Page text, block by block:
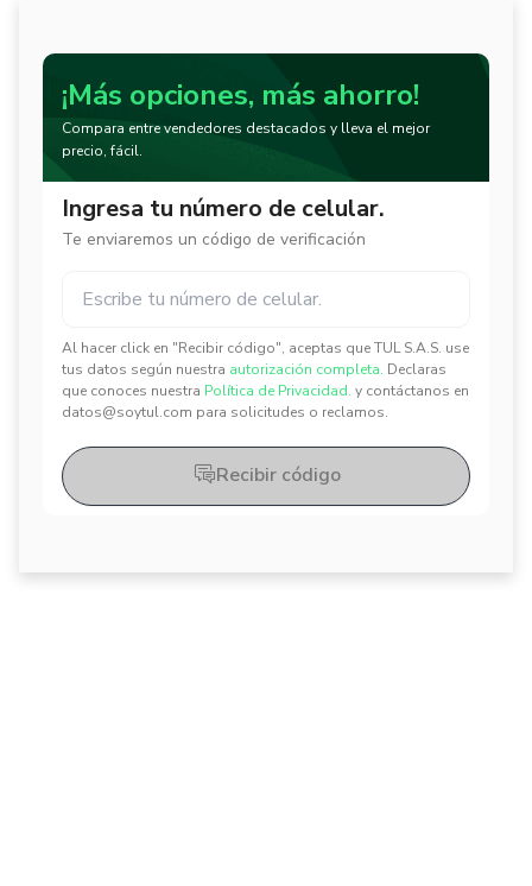
¡Más opciones, más ahorro!
Compara entre vendedores destacados y lleva el mejor
precio, fácil.
Ingresa tu número de celular.
Te enviaremos un código de verificación
Al hacer click en "Recibir código", aceptas que TUL S.A.S. use
tus datos según nuestra autorización completa. Declaras
que conoces nuestra Política de Privacidad. y contáctanos en
datos@soytul.com para solicitudes o reclamos.
Recibir código